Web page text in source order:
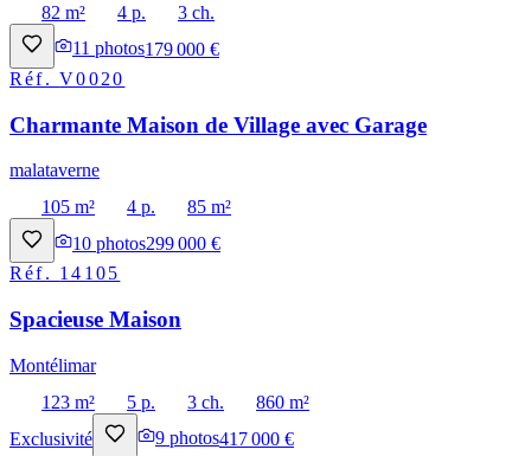
82 m²
4 p.
3 ch.
11 photos179 000 €
Réf.V0020
Charmante Maison de Village avec Garage
malataverne
105 m²
4 p.
85 m²
10 photos299 000 €
Réf. 14105
Spacieuse Maison
Montélimar
123 m²
5 p. 3 ch.
860 m²
Exclusivité
9 photos417 000 €